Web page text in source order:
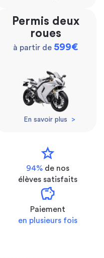
Permis deux
roues
à partir de 599€
En savoir plus >
star
94% de nos
élèves satisfaits
savings
Paiement
en plusieurs fois